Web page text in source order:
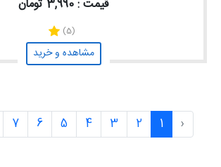
قیمت : 3,990 تومان
(5)
مشاهده و خرید
‹
1
2
3
4
5
6
7